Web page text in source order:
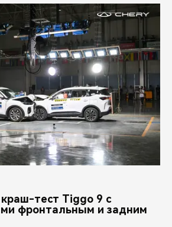
тест Tiggo 9 с
фронтальным и задним